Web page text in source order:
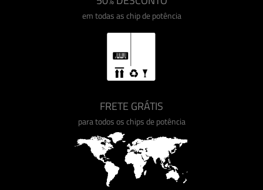
em todas as chip de potência
FRETE GRÁTIS
para todos os chips de potência